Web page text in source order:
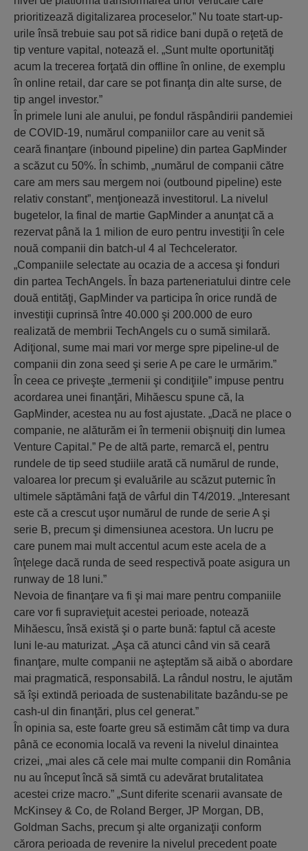
prioritizează digitalizarea proceselor.” Nu toate start-up-
urile însă trebuie sau pot să ridice bani după o reţetă de
tip venture vapital, notează el. „Sunt multe oportunităţi
acum la trecerea forţată din offline în online, de exemplu
în online retail, dar care se pot finanţa din alte surse, de
tip angel investor.”
În primele luni ale anului, pe fondul răspândirii pandemiei
de COVID-19, numărul companiilor care au venit să
ceară finanţare (inbound pipeline) din partea GapMinder
a scăzut cu 50%. În schimb, „numărul de companii către
care am mers sau mergem noi (outbound pipeline) este
relativ constant”, menţionează investitorul. La nivelul
bugetelor, la final de martie GapMinder a anunţat că a
rezervat până la 1 milion de euro pentru investiţii în cele
nouă companii din batch-ul 4 al Techcelerator.
„Companiile selectate au ocazia de a accesa şi fonduri
din partea TechAngels. În baza parteneriatului dintre cele
două entităţi, GapMinder va participa în orice rundă de
investiţii cuprinsă între 40.000 şi 200.000 de euro
realizată de membrii TechAngels cu o sumă similară.
Adiţional, sume mai mari vor merge spre pipeline-ul de
companii din zona seed şi serie A pe care le urmărim.”
În ceea ce priveşte „termenii şi condiţiile” impuse pentru
acordarea unei finanţări, Mihăescu spune că, la
GapMinder, acestea nu au fost ajustate. „Dacă ne place o
companie, ne alăturăm ei în termenii obişnuiţi din lumea
Venture Capital.” Pe de altă parte, remarcă el, pentru
rundele de tip seed studiile arată că numărul de runde,
valoarea lor precum şi evaluările au scăzut puternic în
ultimele săptămâni faţă de vârful din T4/2019. „Interesant
este că a crescut uşor numărul de runde de serie A şi
serie B, precum şi dimensiunea acestora. Un lucru pe
care punem mai mult accentul acum este acela de a
înţelege dacă runda de seed respectivă poate asigura un
runway de 18 luni.”
Nevoia de finanţare va fi şi mai mare pentru companiile
care vor fi supravieţuit acestei perioade, notează
Mihăescu, însă există şi o parte bună: faptul că aceste
luni le-au maturizat. „Aşa că atunci când vin să ceară
finanţare, multe companii ne aşteptăm să aibă o abordare
mai pragmatică, responsabilă. La rândul nostru, le ajutăm
să îşi extindă perioada de sustenabilitate bazându-se pe
cash-ul din finanţări, plus cel generat.”
În opinia sa, este foarte greu să estimăm cât timp va dura
până ce economia locală va reveni la nivelul dinaintea
crizei, „mai ales că cele mai multe companii din România
nu au început încă să simtă cu adevărat brutalitatea
acestei crize macro.” „Sunt diferite scenarii avansate de
McKinsey & Co, de Roland Berger, JP Morgan, DB,
Goldman Sachs, precum şi alte organizaţii conform
cărora perioada de revenire la nivelul precedent poate